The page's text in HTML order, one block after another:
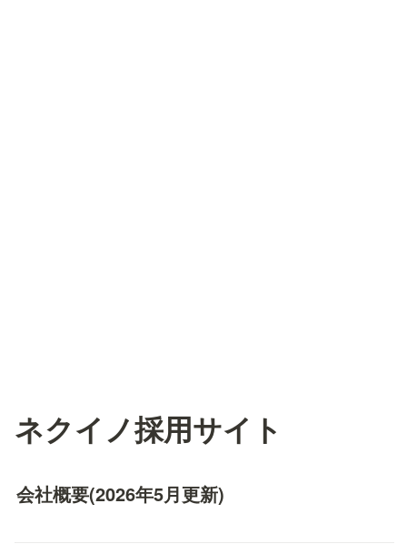
ネクイノ採用サイト
会社概要(2026年5月更新)